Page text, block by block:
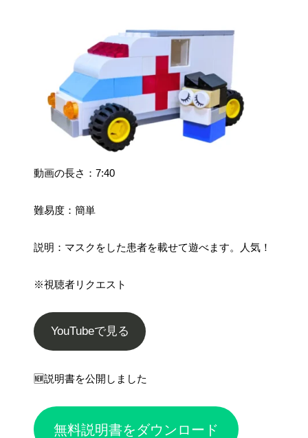
動画の長さ：7:40
難易度：簡単
説明：マスクをした患者を載せて遊べます。人気！
※視聴者リクエスト
YouTubeで見る
🆕説明書を公開しました
無料説明書をダウンロード